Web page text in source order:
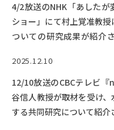
4/2放送のNHK「あしたが
ショー」にて村上覚准教
ついての研究成果が紹介
2025.12.10
12/10放送のCBCテレビ『
谷信人教授が取材を受け
する共同研究について紹介